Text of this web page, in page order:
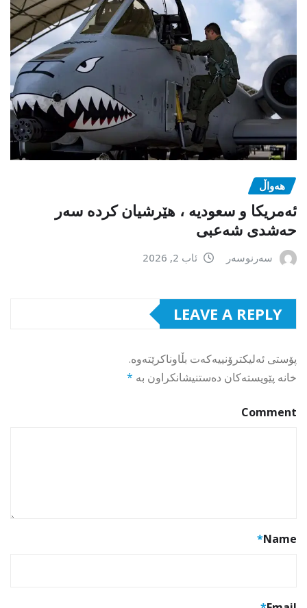
هەواڵ
ئەمریکا و سعودیە ، هێرشیان کردە سەر
حەشدی شەعبی
سەرنوسەر ئاب 2, 2026
LEAVE A REPLY
پۆستی ئەلیکترۆنییەکەت بڵاوناکرێتەوە.
خانە پێویستەکان دەستنیشانکراون بە *
Comment
Name
*